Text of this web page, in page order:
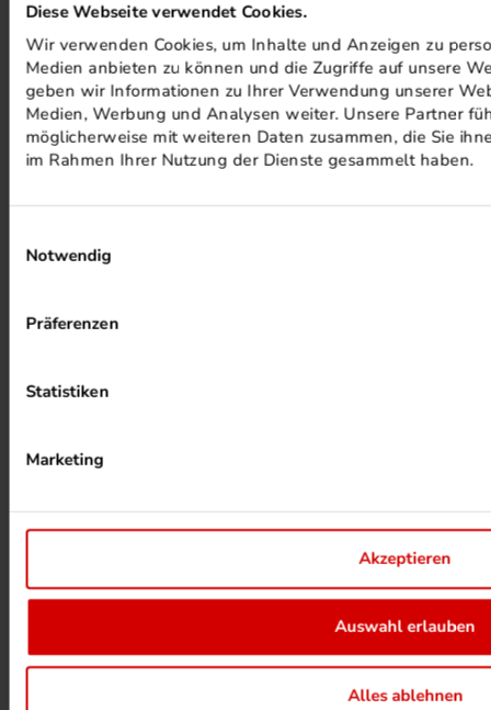
Diese Webseite verwendet Cookies.
Wir verwenden Cookies, um Inhalte und Anzeigen zu
Medien anbieten zu können und die Zugriffe auf unsere
geben wir Informationen zu Ihrer Verwendung unserer
Medien, Werbung und Analysen weiter. Unsere Partner
möglicherweise mit weiteren Daten zusammen, die Sie
im Rahmen Ihrer Nutzung der Dienste gesammelt haben.
Notwendig
Präferenzen
Statistiken
Marketing
Akzeptieren
Auswahl erlauben
Alles ablehnen
PHOTOVOLTAIK ANLAGEN
UMWELTPROJEKTE ANSEHEN